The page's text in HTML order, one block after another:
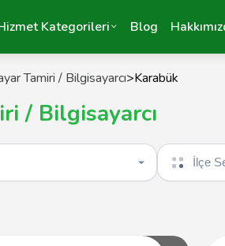
Kategorileri Blog
Tamiri / Bilgisayarcı>Karabük
/ Bilgisayarcı
İlçe seçin